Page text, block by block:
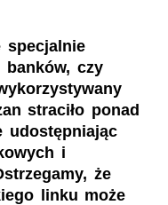
specjalnie
czy
straciło ponad
udostępniając
i
że
linku może